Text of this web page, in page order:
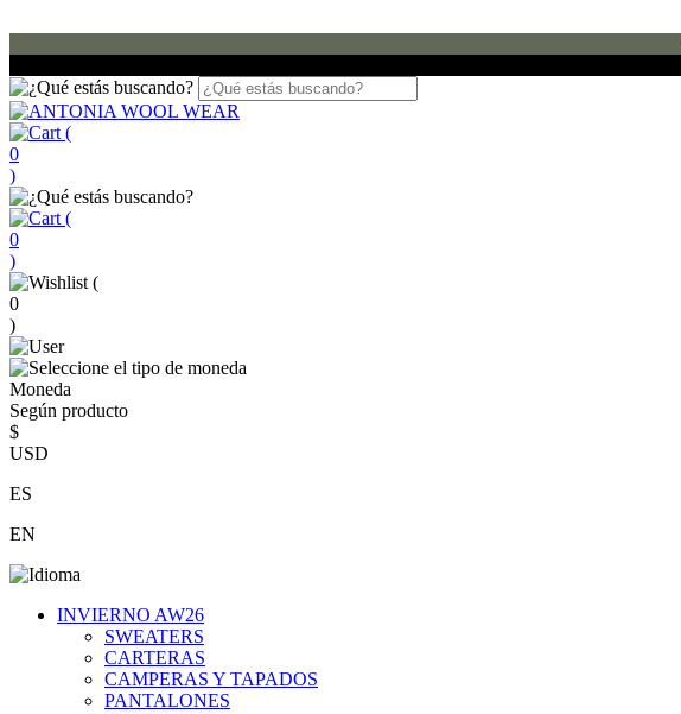
(
0
)
(
0
)
(
0
)
Moneda
Según producto
$
USD
ES
EN
INVIERNO AW26
SWEATERS
CARTERAS
CAMPERAS Y TAPADOS
PANTALONES